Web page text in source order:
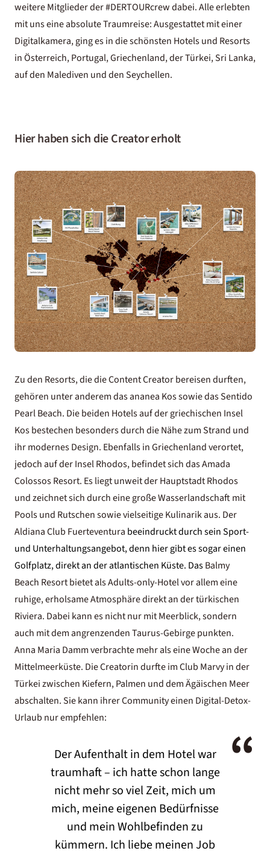
weitere Mitglieder der #DERTOURcrew dabei. Alle erlebten
mit uns eine absolute Traumreise: Ausgestattet mit einer
Digitalkamera, ging es in die schönsten Hotels und Resorts
in Österreich, Portugal, Griechenland, der Türkei, Sri Lanka,
auf den Malediven und den Seychellen.
Hier haben sich die Creator erholt
Zu den Resorts, die die Content Creator bereisen durften,
gehören unter anderem dasananea Kossowie dasSentido
Pearl Beach. Die beiden Hotels auf der griechischen Insel
Kos bestechen besonders durch die Nähe zum Strand und
ihr modernes Design. Ebenfalls in Griechenland verortet,
jedoch auf der Insel Rhodos, befindet sich dasAmada
Colossos Resort. Es liegt unweit der Hauptstadt Rhodos
und zeichnet sich durch eine große Wasserlandschaft mit
Pools und Rutschen sowie vielseitige Kulinarik aus. Der
Aldiana Club Fuerteventura beeindruckt durch sein Sport-
und Unterhaltungsangebot, denn hier gibt es sogar einen
Golfplatz, direkt an der atlantischen Küste. DasBalmy
Beach Resortbietet als Adults-only-Hotel vor allem eine
ruhige, erholsame Atmosphäre direkt an der türkischen
Riviera. Dabei kann es nicht nur mit Meerblick, sondern
auch mit dem angrenzenden Taurus-Gebirge punkten.
Anna Maria Damm verbrachte mehr als eine Woche an der
Mittelmeerküste. Die Creatorin durfte imClub Marvyin der
Türkei zwischen Kiefern, Palmen und dem Ägäischen Meer
abschalten. Sie kann ihrer Community einen Digital-Detox-
Urlaub nur empfehlen:
Der Aufenthalt in dem Hotel war
traumhaft – ich hatte schon lange
nicht mehr so viel Zeit, mich um
mich, meine eigenen Bedürfnisse
und mein Wohlbefinden zu
kümmern. Ich liebe meinen Job
“